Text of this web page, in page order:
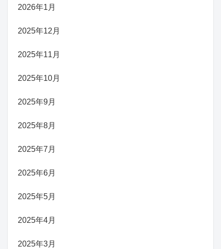
2026年1月
2025年12月
2025年11月
2025年10月
2025年9月
2025年8月
2025年7月
2025年6月
2025年5月
2025年4月
2025年3月